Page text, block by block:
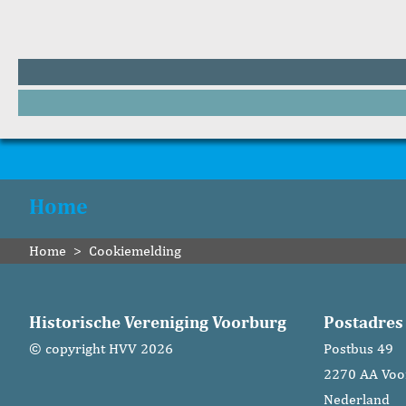
Home
Home > Cookiemelding
Historische Vereniging Voorburg
© copyright HVV 2026
Postadres
Postbus 49
2270 AA
Nederland